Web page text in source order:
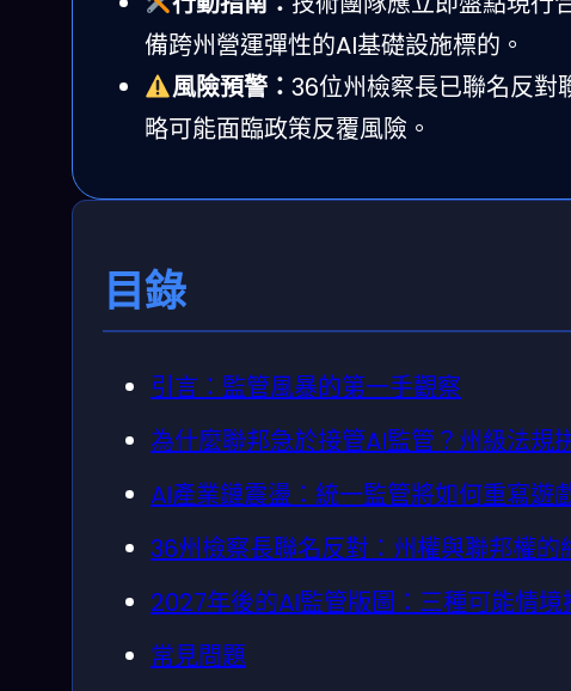
備跨州營運彈性的AI基礎設施標的。
風險預警： 36位州檢察長已聯名反對
略可能面臨政策反覆風險。
目錄
引言：監管風暴的第一手觀察
為什麼聯邦急於接管AI監管？州級法規
AI產業鏈震盪：統一監管將如何重寫遊
36州檢察長聯名反對：州權與聯邦權的
2027年後的AI監管版圖：三種可能情境
常見問題